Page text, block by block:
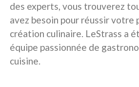
des experts, vous trouverez
avez besoin pour réussir votre
création culinaire. LeStrass a
équipe passionnée de
cuisine.